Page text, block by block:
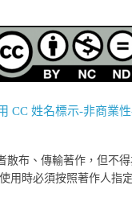
CC 姓名標示-非商業
散布、傳輸著作，但不得
用時必須按照著作人指